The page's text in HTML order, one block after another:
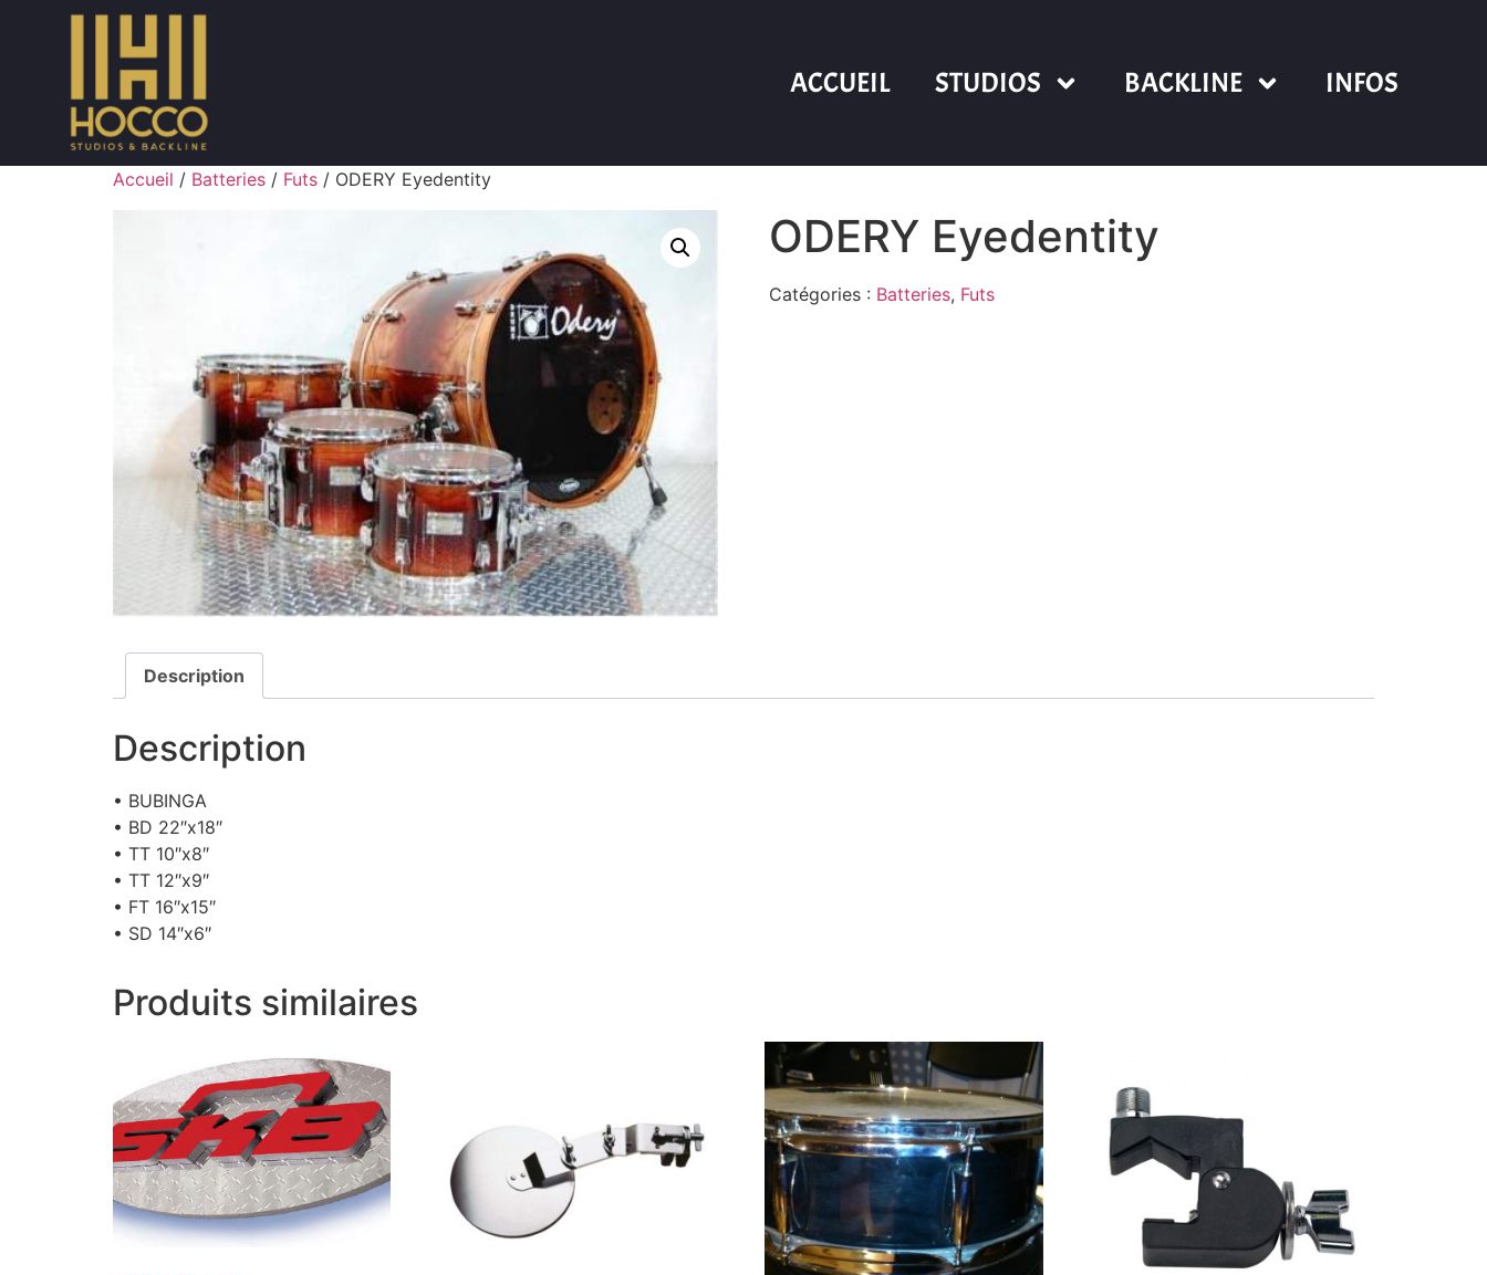
ACCUEIL STUDIOS BACKLINE INFOS
Accueil / Batteries / Futs / ODERY Eyedentity
ODERY Eyedentity
Catégories : Batteries, Futs
Description
Description
• BUBINGA
• BD 22″x18″
• TT 10″x8″
• TT 12″x9″
• FT 16″x15″
• SD 14″x6″
Produits similaires